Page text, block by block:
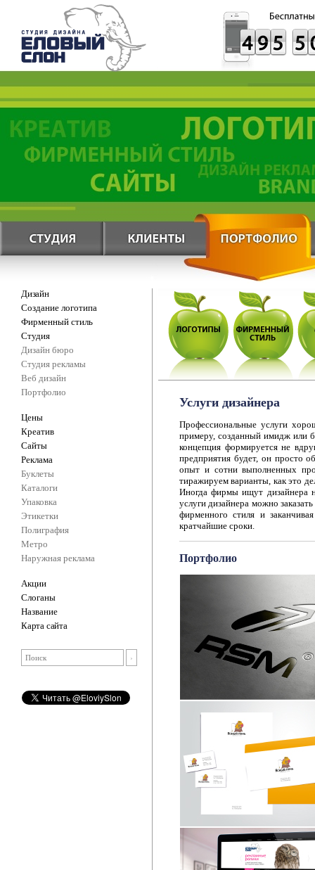
Дизайн
Создание логотипа
Фирменный стиль
Студия
Дизайн бюро
Студия рекламы
Веб дизайн
Портфолио
Цены
Креатив
Сайты
Реклама
Буклеты
Каталоги
Упаковка
Этикетки
Полиграфия
Метро
Наружная реклама
Акции
Слоганы
Название
Карта сайта
Услуги дизайнера
Профессиональные услуги
примеру, созданный имидж или
концепция формируется не
предприятия будет, он просто
опыт и сотни выполненных
тиражируем варианты, как это
Иногда фирмы ищут дизайнера
услуги дизайнера можно
фирменного стиля и
кратчайшие сроки.
Портфолио